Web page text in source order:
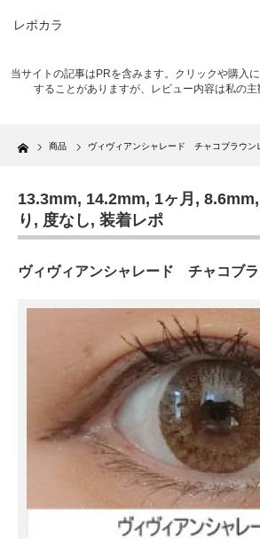
レポカラ
当サイトの記事はPRを含みます。クリックや購入
することがありますが、レビュー内容は私の主
Home 商品 ヴィヴィアンシャレード チャコブラウン
13.3mm, 14.2mm, 1ヶ月 , 8.6mm,
り , 度なし, 装着レポ
ヴィヴィアンシャレード チャコブ